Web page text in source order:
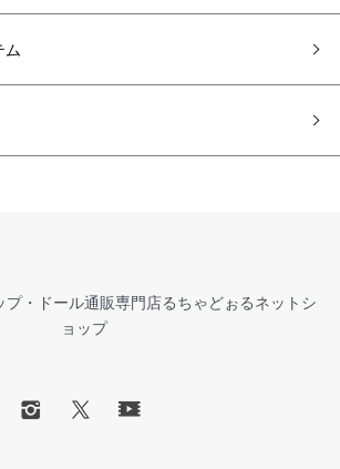
ム
プ・ドール通販専門店るちゃどぉるネットシ
ョップ